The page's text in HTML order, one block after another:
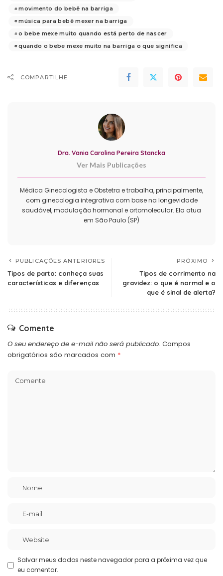
movimento do bebê na barriga
música para bebê mexer na barriga
o bebe mexe muito quando está perto de nascer
quando o bebe mexe muito na barriga o que significa
COMPARTILHE
Dra. Vania Carolina Pereira Stancka
Ver Mais Publicações
Médica Ginecologista e Obstetra e trabalha, principalmente,
com ginecologia integrativa com base na longevidade
saudável, modulação hormonal e ortomolecular. Ela atua
em São Paulo (SP)
PUBLICAÇÕES ANTERIORES
Tipos de parto: conheça suas
características e diferenças
PRÓXIMO
Tipos de corrimento na
gravidez: o que é normal e o
que é sinal de alerta?
Comente
O seu endereço de e-mail não será publicado. Campos
obrigatórios são marcados com *
Salvar meus dados neste navegador para a próxima vez que
eu comentar.